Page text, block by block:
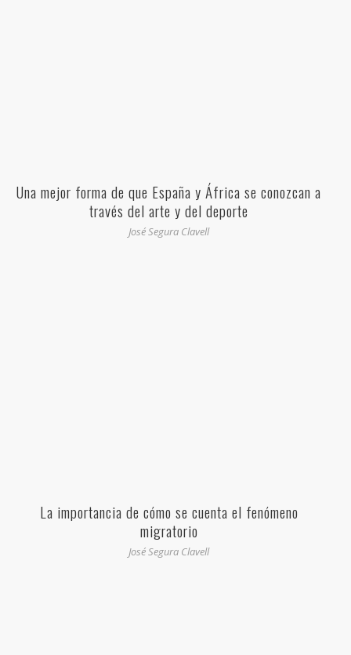
Una mejor forma de que España y África se conozcan a
través del arte y del deporte
José Segura Clavell
La importancia de cómo se cuenta el fenómeno
migratorio
José Segura Clavell